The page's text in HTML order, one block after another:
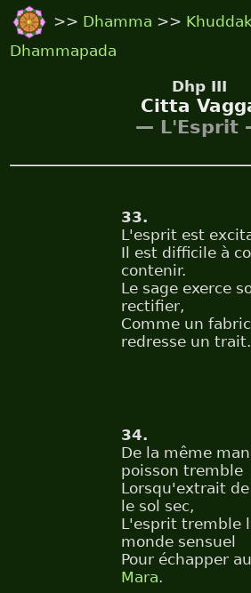
>> Dhamma >>
Dhammapada
Dhp III
Citta
— L'Esprit
33.
L'esprit est
Il est difficile à
contenir.
Le sage exerce
rectifier,
Comme un
redresse un trait.
34.
De la même
poisson tremble
Lorsqu'extrait
le sol sec,
L'esprit tremble
monde sensuel
Pour échapper
Mara.